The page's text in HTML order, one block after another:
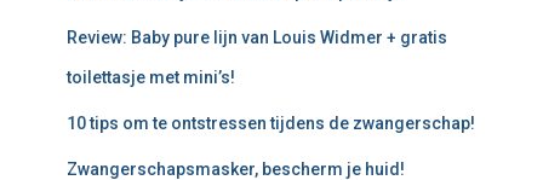
Review: Baby pure lijn van Louis Widmer + gratis
toilettasje met mini’s!
10 tips om te ontstressen tijdens de zwangerschap!
Zwangerschapsmasker, bescherm je huid!